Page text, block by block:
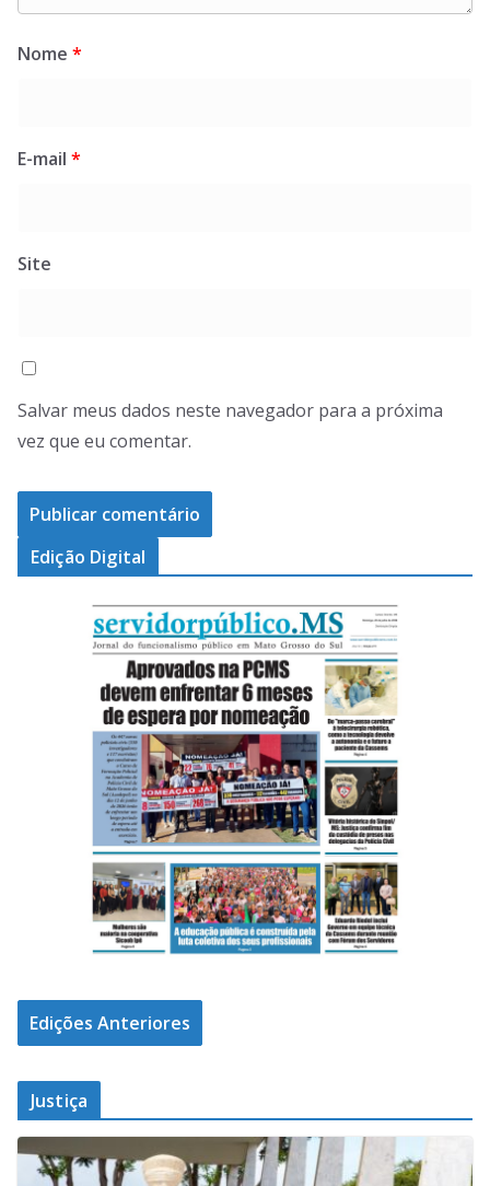
Nome *
E-mail *
Site
Salvar meus dados neste navegador para a próxima
vez que eu comentar.
Edição Digital
Edições Anteriores
Justiça